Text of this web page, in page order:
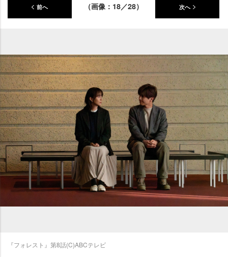
前へ （画像：18／28） 次へ
『フォレスト』第8話(C)ABCテレビ